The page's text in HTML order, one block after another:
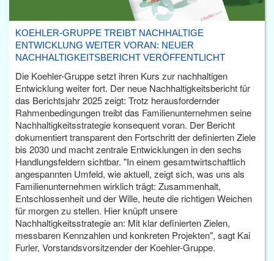
KOEHLER-GRUPPE TREIBT NACHHALTIGE
ENTWICKLUNG WEITER VORAN: NEUER
NACHHALTIGKEITSBERICHT VERÖFFENTLICHT
Die Koehler-Gruppe setzt ihren Kurs zur nachhaltigen
Entwicklung weiter fort. Der neue Nachhaltigkeitsbericht für
das Berichtsjahr 2025 zeigt: Trotz herausfordernder
Rahmenbedingungen treibt das Familienunternehmen seine
Nachhaltigkeitsstrategie konsequent voran. Der Bericht
dokumentiert transparent den Fortschritt der definierten Ziele
bis 2030 und macht zentrale Entwicklungen in den sechs
Handlungsfeldern sichtbar. "In einem gesamtwirtschaftlich
angespannten Umfeld, wie aktuell, zeigt sich, was uns als
Familienunternehmen wirklich trägt: Zusammenhalt,
Entschlossenheit und der Wille, heute die richtigen Weichen
für morgen zu stellen. Hier knüpft unsere
Nachhaltigkeitsstrategie an: Mit klar definierten Zielen,
messbaren Kennzahlen und konkreten Projekten", sagt Kai
Furler, Vorstandsvorsitzender der Koehler-Gruppe.